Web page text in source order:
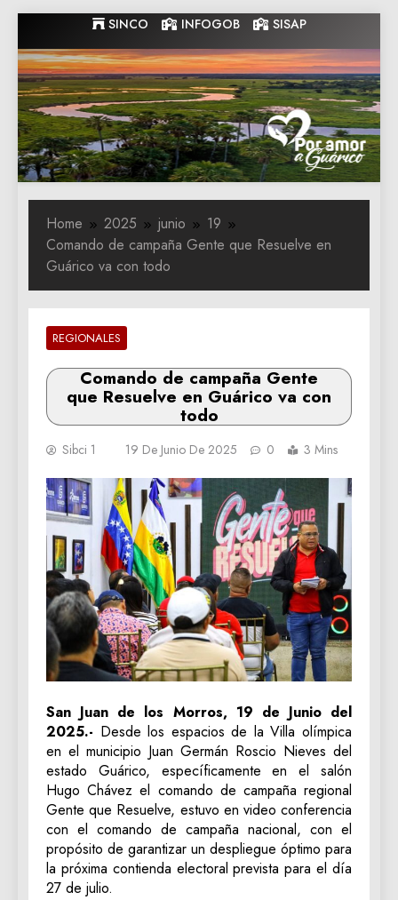
to
content
SINCO INFOGOB SISAP
Gobernacion
de Guarico
Gobernacion de Guarico
Home 2025 junio
19
Comando de campaña Gente que Resuelve en
Guárico va con todo
REGIONALES
Comando de campaña Gente
que Resuelve en Guárico va con
todo
Sibci 1 19 De Junio De 2025 0 3 Mins
San Juan de los Morros, 19 de Junio del
2025.- Desde los espacios de la Villa olímpica
en el municipio Juan Germán Roscio Nieves del
estado Guárico, específicamente en el salón
Hugo Chávez el comando de campaña regional
Gente que Resuelve, estuvo en video conferencia
con el comando de campaña nacional, con el
propósito de garantizar un despliegue óptimo para
la próxima contienda electoral prevista para el día
27 de julio.